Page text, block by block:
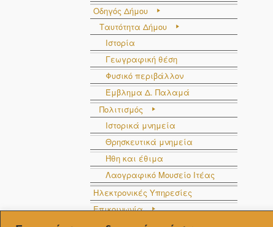
Οδηγός Δήμου
Ταυτότητα Δήμου
Ιστορία
Γεωγραφική θέση
Φυσικό περιβάλλον
Έμβλημα Δ. Παλαμά
Πολιτισμός
Ιστορικά μνημεία
Θρησκευτικά μνημεία
Ήθη και έθιμα
Λαογραφικό Μουσείο Ιτέας
Ηλεκτρονικές Υπηρεσίες
Επικοινωνία